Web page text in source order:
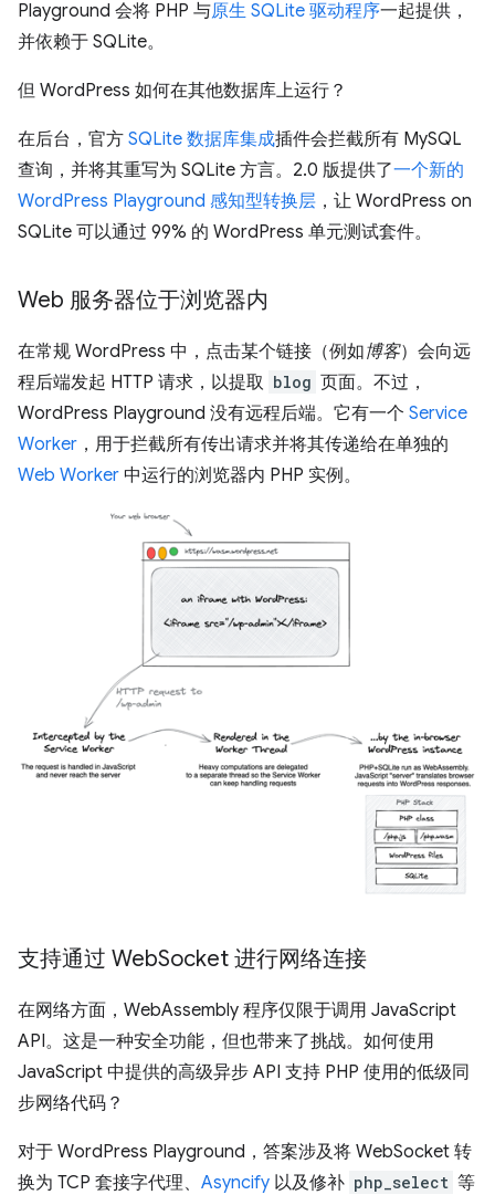
Playground 会将 PHP 与原生 SQLite 驱动程序一起提供，
并依赖于 SQLite。
但 WordPress 如何在其他数据库上运行？
在后台，官方 SQLite 数据库集成插件会拦截所有 MySQL
查询，并将其重写为 SQLite 方言。2.0 版提供了一个新的
WordPress Playground 感知型转换层 ，让 WordPress on
SQLite 可以通过 99% 的 WordPress 单元测试套件。
Web 服务器位于浏览器内
在常规 WordPress 中，点击某个链接（例如博客）会向远
程后端发起 HTTP 请求，以提取 blog 页面。不过，
WordPress Playground 没有远程后端。它有一个 Service
Worker ，用于拦截所有传出请求并将其传递给在单独的
Web Worker 中运行的浏览器内 PHP 实例。
支持通过 WebSocket 进行网络连接
在网络方面，WebAssembly 程序仅限于调用 JavaScript
API。这是一种安全功能，但也带来了挑战。如何使用
JavaScript 中提供的高级异步 API 支持 PHP 使用的低级同
步网络代码？
对于 WordPress Playground，答案涉及将 WebSocket 转
换为 TCP 套接字代理、 Asyncify 以及修补 php_select 等